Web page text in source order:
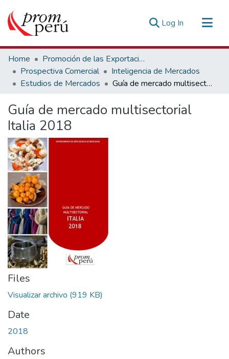
Log In (current)
Communities & Collections
All of DSpace
Statistics
Estadísticas Externas
Home
Promoción de las Exportaciones
Prospectiva Comercial
Inteligencia de Mercados
Estudios de Mercados
Guía de mercado multisectorial Italia 2018
Guía de mercado multisectorial
Italia 2018
Files
Visualizar archivo (919 KB)
Date
2018
Authors